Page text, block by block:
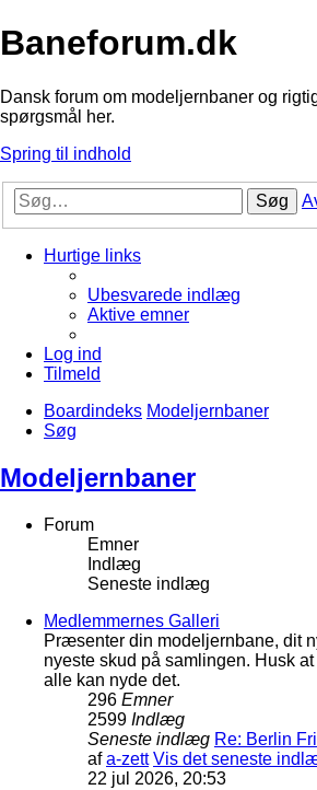
Baneforum.dk
Dansk forum om modeljernbaner og
spørgsmål her.
Spring til indhold
Søg
Hurtige links
Ubesvarede indlæg
Aktive emner
Log ind
Tilmeld
Boardindeks Modeljernbaner
Søg
Modeljernbaner
Forum
Emner
Indlæg
Seneste indlæg
Medlemmernes Galleri
Præsenter din modeljernbane, dit
nyeste skud på samlingen. Husk
alle kan nyde det.
296 Emner
2599 Indlæg
Seneste indlæg Re: Berlin
afa-zett Vis det seneste
22 jul 2026, 20:53